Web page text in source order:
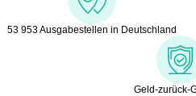
53 953 Ausgabestellen in Deutschland
Geld-zurück-